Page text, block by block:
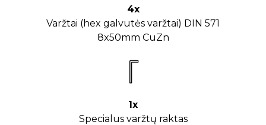
4x
Varžtai (hex galvutės varžtai) DIN 571
8x50mm CuZn
1x
Specialus varžtų raktas